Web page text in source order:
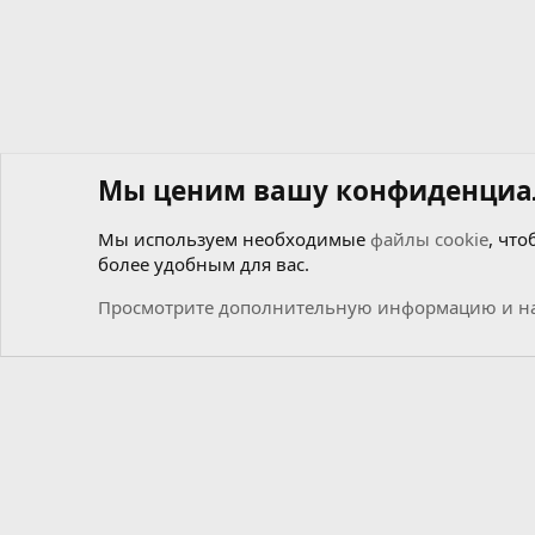
Форумы Файлики
Мы ценим вашу
Мы используем необходимые файлы cookie,
более удобным для вас.
Просмотрите дополнительную информацию и